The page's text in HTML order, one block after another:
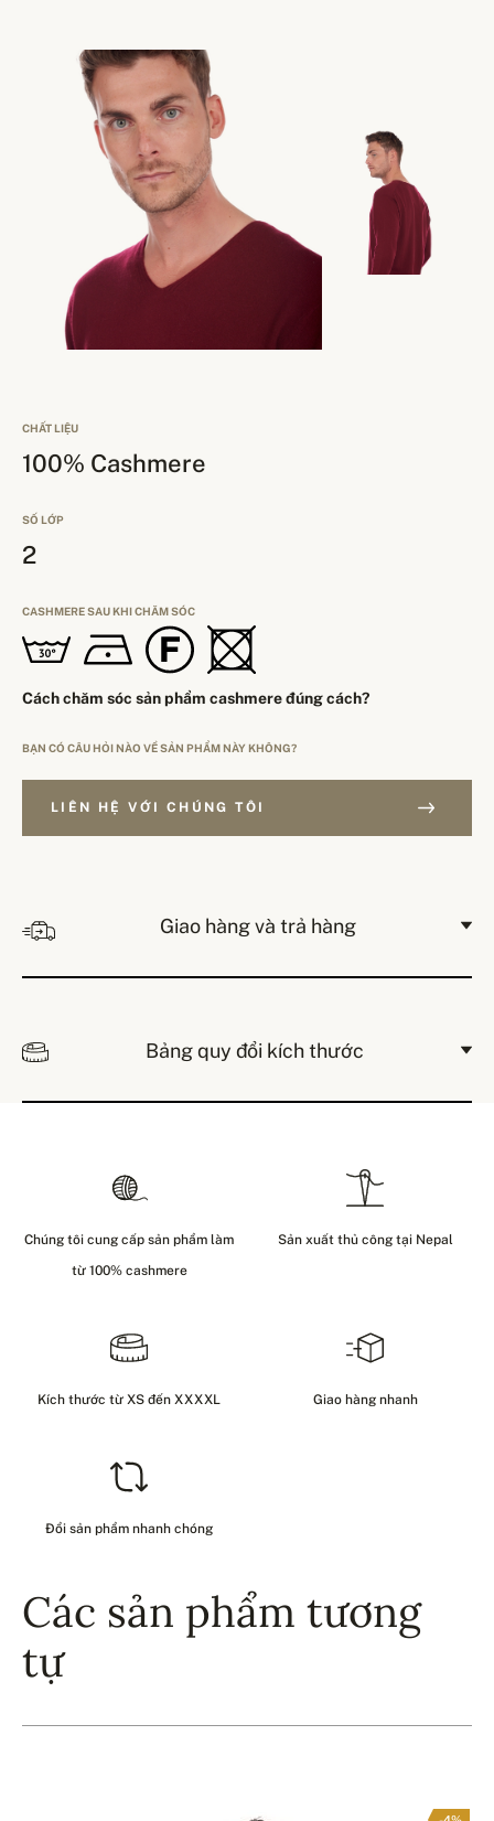
CHẤT LIỆU
100% Cashmere
SỐ LỚP
2
CASHMERE SAU KHI CHĂM SÓC
Cách chăm sóc sản phẩm cashmere đúng cách?
BẠN CÓ CÂU HỎI NÀO VỀ SẢN PHẨM NÀY KHÔNG?
LIÊN HỆ VỚI CHÚNG TÔI
Giao hàng và trả hàng
Bảng quy đổi kích thước
Chúng tôi cung cấp sản phẩm làm
từ 100% cashmere
Sản xuất thủ công tại Nepal
Kích thước từ XS đến XXXXL Giao hàng nhanh
Đổi sản phẩm nhanh chóng
Các sản phẩm tương
tự